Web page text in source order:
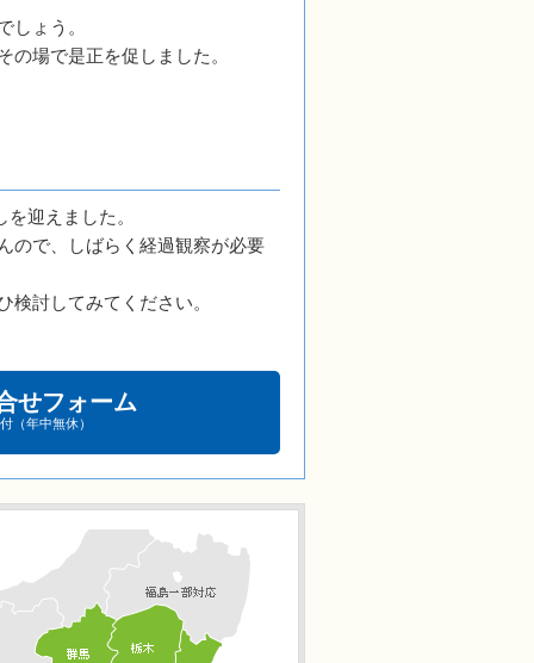
しょう。
場で是正を促しました。
迎えました。
ので、しばらく経過観察が必要
討してみてください。
せフォーム
（年中無休）